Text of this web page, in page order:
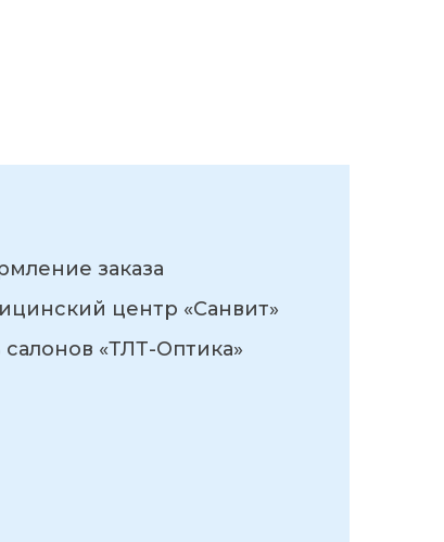
заказа
центр «Санвит»
салонов «ТЛТ-Оптика»